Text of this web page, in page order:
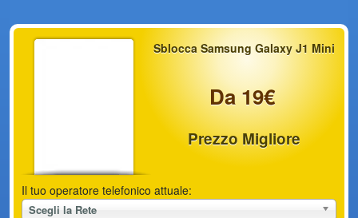
Sblocca Samsung Galaxy J1 Mini
Da 19€
Prezzo Migliore
Il tuo operatore telefonico attuale:
Scegli la Rete